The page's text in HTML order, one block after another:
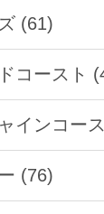
(61)
コースト
インコー
(76)